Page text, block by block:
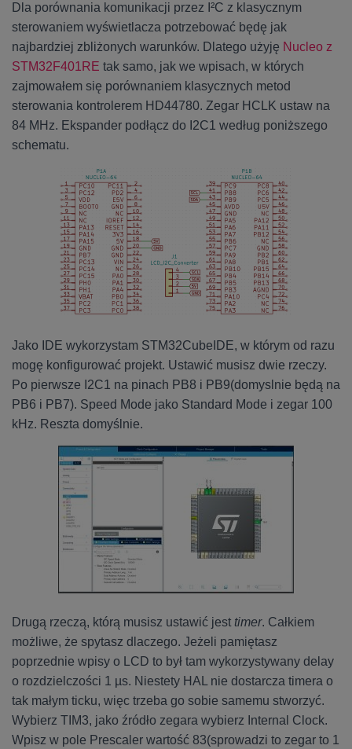
Dla porównania komunikacji przez I²C z klasycznym
sterowaniem wyświetlacza potrzebować będę jak
najbardziej zbliżonych warunków. Dlatego użyję Nucleo z
STM32F401RE tak samo, jak we wpisach, w których
zajmowałem się porównaniem klasycznych metod
sterowania kontrolerem HD44780. Zegar HCLK ustaw na
84 MHz. Ekspander podłącz do I2C1 według poniższego
schematu.
Jako IDE wykorzystam STM32CubeIDE, w którym od razu
mogę konfigurować projekt. Ustawić musisz dwie rzeczy.
Po pierwsze I2C1 na pinach PB8 i PB9(domyslnie będą na
PB6 i PB7). Speed Mode jako Standard Mode i zegar 100
kHz. Reszta domyślnie.
Drugą rzeczą, którą musisz ustawić jest timer. Całkiem
możliwe, że spytasz dlaczego. Jeżeli pamiętasz
poprzednie wpisy o LCD to był tam wykorzystywany delay
o rozdzielczości 1 µs. Niestety HAL nie dostarcza timera o
tak małym ticku, więc trzeba go sobie samemu stworzyć.
Wybierz TIM3, jako źródło zegara wybierz Internal Clock.
Wpisz w pole Prescaler wartość 83(sprowadzi to zegar to 1